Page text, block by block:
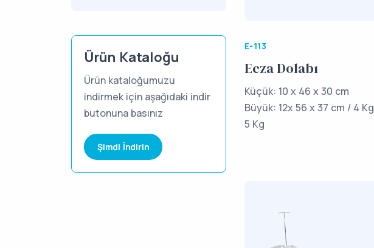
E-113
Ecza Dolabı
Küçük: 10 x 46 x 30 cm
Büyük: 12x 56 x 37 cm / 4 Kg
5 Kg
Ürün Kataloğu
Ürün kataloğumuzu
indirmek için aşağıdaki indir
butonuna basınız
Şimdi İndirin